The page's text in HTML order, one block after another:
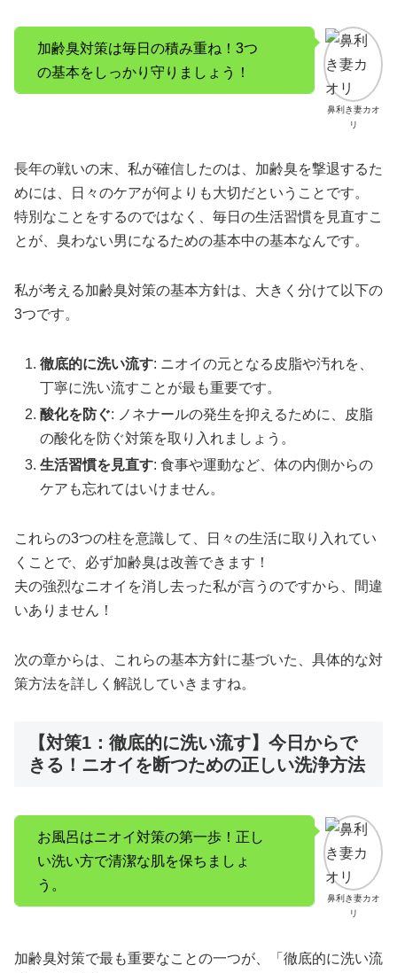
鼻利き妻カオ
リ
加齢臭対策は毎日の積み重ね！3つ
の基本をしっかり守りましょう！
長年の戦いの末、私が確信したのは、加齢臭を撃退するた
めには、日々のケアが何よりも大切だということです。
特別なことをするのではなく、毎日の生活習慣を見直すこ
とが、臭わない男になるための基本中の基本なんです。
私が考える加齢臭対策の基本方針は、大きく分けて以下の
3つです。
徹底的に洗い流す: ニオイの元となる皮脂や汚れを、
丁寧に洗い流すことが最も重要です。
酸化を防ぐ: ノネナールの発生を抑えるために、皮脂
の酸化を防ぐ対策を取り入れましょう。
生活習慣を見直す: 食事や運動など、体の内側からの
ケアも忘れてはいけません。
これらの3つの柱を意識して、日々の生活に取り入れてい
くことで、必ず加齢臭は改善できます！
夫の強烈なニオイを消し去った私が言うのですから、間違
いありません！
次の章からは、これらの基本方針に基づいた、具体的な対
策方法を詳しく解説していきますね。
【対策1：徹底的に洗い流す】今日からで
きる！ニオイを断つための正しい洗浄方法
鼻利き妻カオ
リ
お風呂はニオイ対策の第一歩！正し
い洗い方で清潔な肌を保ちましょ
う。
加齢臭対策で最も重要なことの一つが、「徹底的に洗い流